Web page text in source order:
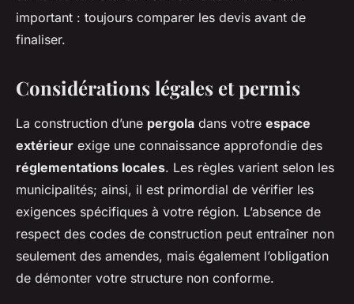
important : toujours comparer les devis avant de
finaliser.
Considérations légales et permis
La construction d’une pergola dans votre espace
extérieur exige une connaissance approfondie des
réglementations locales. Les règles varient selon les
municipalités; ainsi, il est primordial de vérifier les
exigences spécifiques à votre région. L’absence de
respect des codes de construction peut entraîner non
seulement des amendes, mais également l’obligation
de démonter votre structure non conforme.